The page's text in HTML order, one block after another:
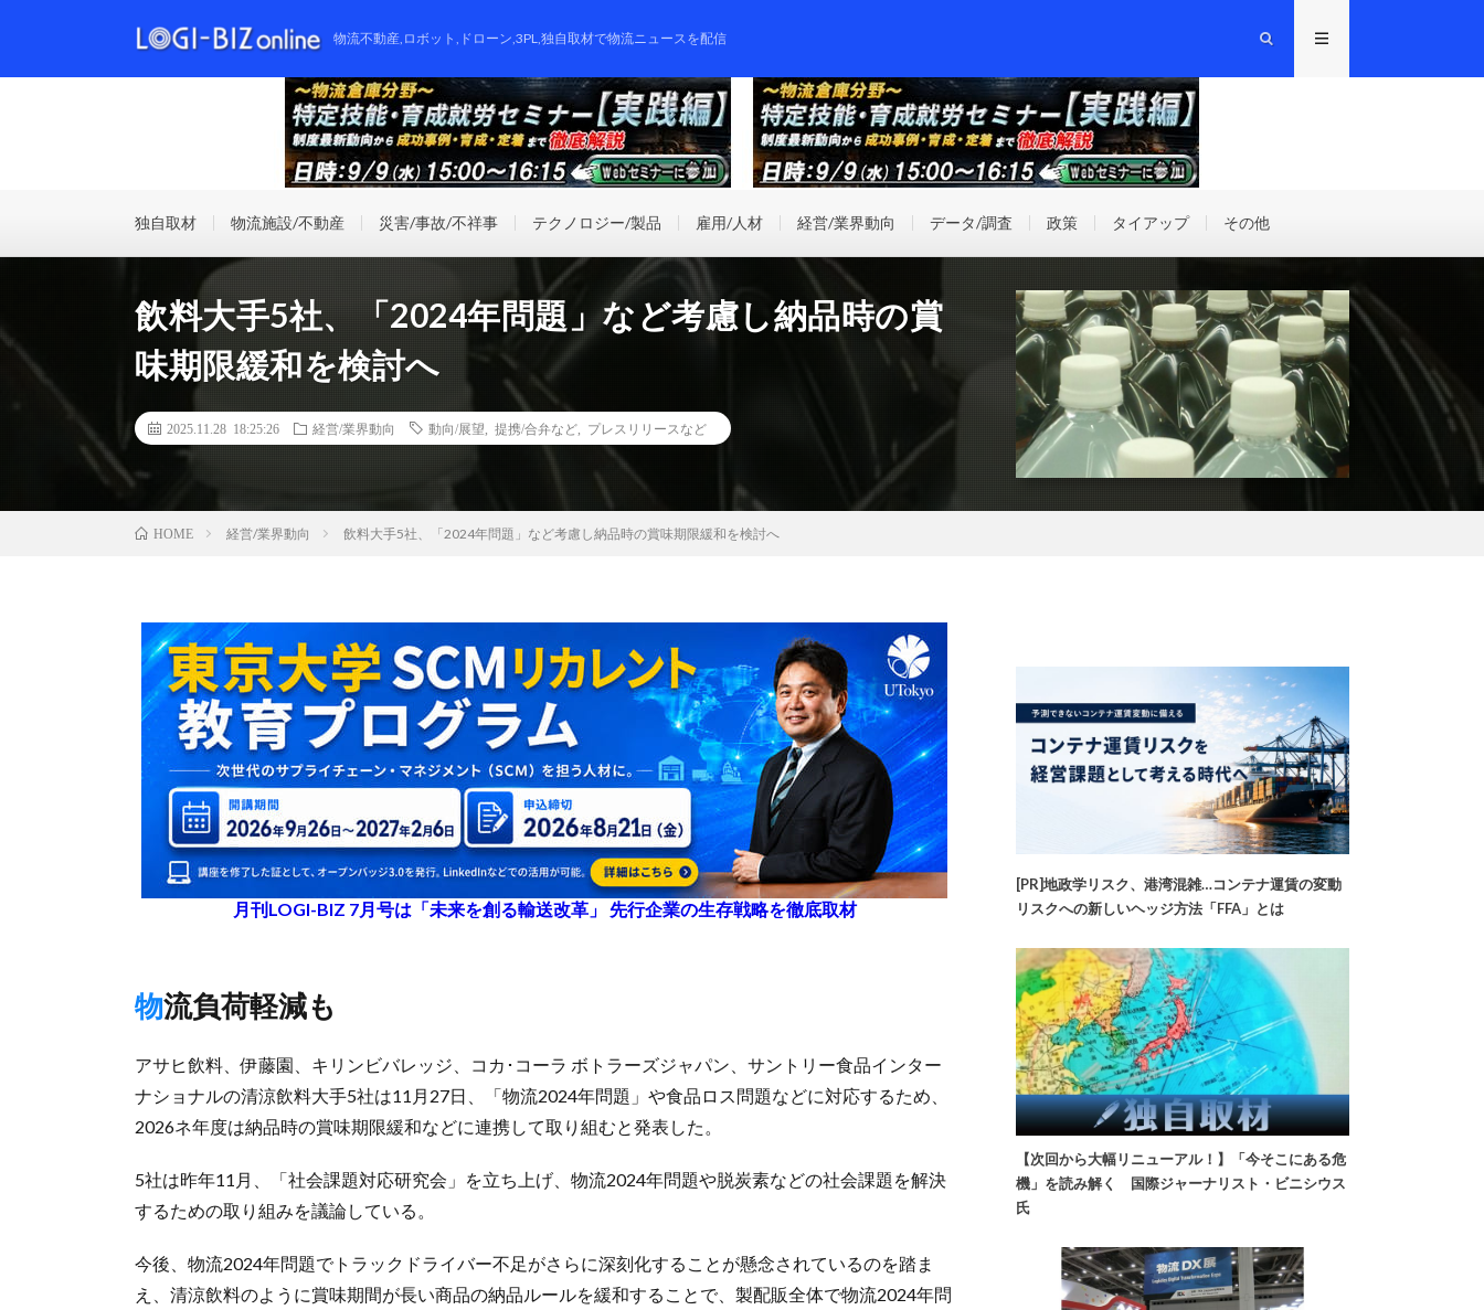
物流不動産,ロボット,ドローン,3PL,独自取材で物流ニュースを配信
独自取材 物流施設/不動産 災害/事故/不祥事 テクノロジー/製品 雇用/人材 経営/業界動向 データ/調査 政策 タイアップ その他
飲料大手5社、「2024年問題」など考慮し納品時の賞
味期限緩和を検討へ
2025.11.28 18:25:26 経営/業界動向 動向/展望 提携/合弁など プレスリリースなど
HOME 経営/業界動向 飲料大手5社、「2024年問題」など考慮し納品時の賞味期限緩和を検討へ
月刊LOGI-BIZ 7月号は「未来を創る輸送改革」 先行企業の生存戦略を徹底取材
物流負荷軽減も
アサヒ飲料、伊藤園、キリンビバレッジ、コカ･コーラ ボトラーズジャパン、サントリー食品インター
ナショナルの清涼飲料大手5社は11月27日、「物流2024年問題」や食品ロス問題などに対応するため、
2026ネ年度は納品時の賞味期限緩和などに連携して取り組むと発表した。
5社は昨年11月、「社会課題対応研究会」を立ち上げ、物流2024年問題や脱炭素などの社会課題を解決
するための取り組みを議論している。
今後、物流2024年問題でトラックドライバー不足がさらに深刻化することが懸念されているのを踏ま
え、清涼飲料のように賞味期間が長い商品の納品ルールを緩和することで、製配販全体で物流2024年問
[PR]地政学リスク、港湾混雑…コンテナ運賃の変動
リスクへの新しいヘッジ方法「FFA」とは
【次回から大幅リニューアル！】「今そこにある危
機」を読み解く 国際ジャーナリスト・ビニシウス
氏